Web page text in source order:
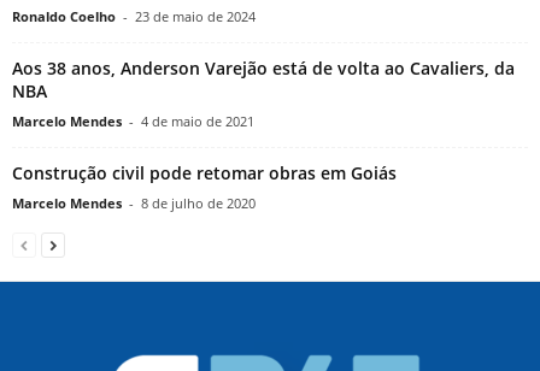
Ronaldo Coelho - 23 de maio de 2024
Aos 38 anos, Anderson Varejão está de volta ao Cavaliers, da
NBA
Marcelo Mendes - 4 de maio de 2021
Construção civil pode retomar obras em Goiás
Marcelo Mendes - 8 de julho de 2020